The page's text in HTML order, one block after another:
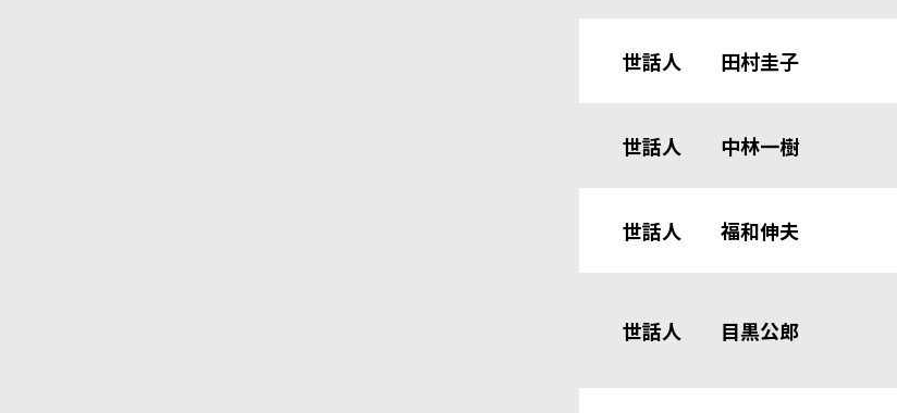
世話人 田村圭子
世話人 中林一樹
世話人 福和伸夫
世話人 目黒公郎